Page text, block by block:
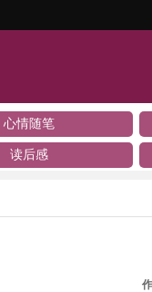
心情随笔
读后感